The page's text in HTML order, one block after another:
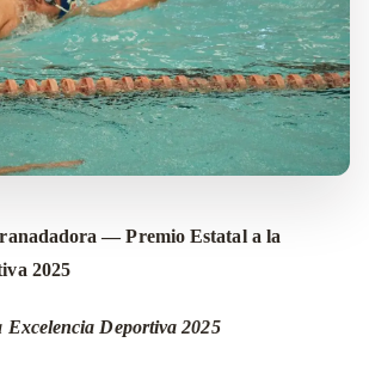
— Premio Estatal a la
2025
Excelencia Deportiva 2025